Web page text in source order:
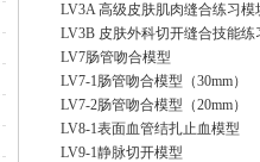
LV3A 高级皮肤肌肉缝合练习模
LV3B 皮肤外科切开缝合技能
LV7肠管吻合模型
LV7-1肠管吻合模型（30mm）
LV7-2肠管吻合模型（20mm）
LV8-1表面血管结扎止血模型
LV9-1静脉切开模型